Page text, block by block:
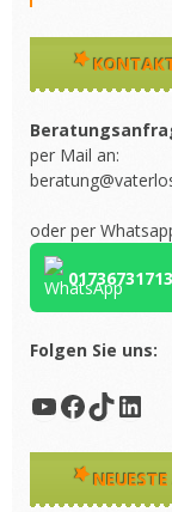
per Mail an:
oder per
01736731713
Folgen Sie uns:
YouTube
Facebook
TikTok